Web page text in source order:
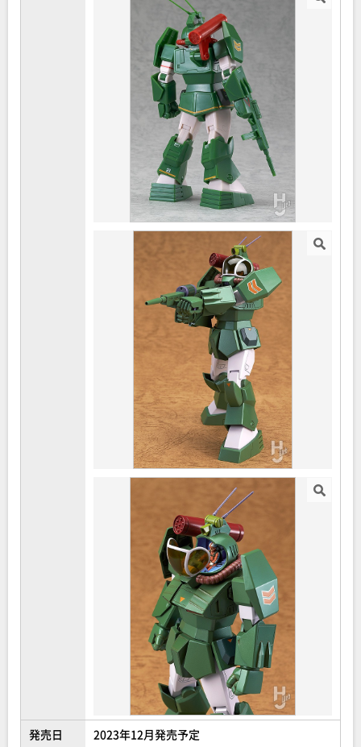
発売日
2023年12月発売予定